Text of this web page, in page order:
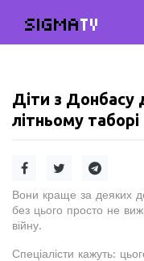
SIGMATV
Діти з Донбасу
літньому таборі
Вони краще за деяких
без цього просто не
війну.
Спеціалісти кажуть: